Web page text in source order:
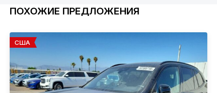
ПОХОЖИЕ ПРЕДЛОЖЕНИЯ
США